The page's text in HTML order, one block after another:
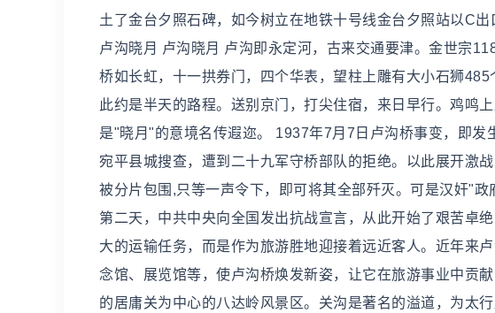
土了金台夕照石碑，如今树立在地铁十号线金台夕照站以C
卢沟晓月 卢沟晓月 卢沟即永定河，古来交通要津。金世宗
桥如长虹，十一拱券门，四个华表，望柱上雕有大小石狮
此约是半天的路程。送别京门，打尖住宿，来日早行。鸡鸣
是"晓月"的意境名传遐迩。 1937年7月7日卢沟桥事变，即
宛平县城搜查，遭到二十九军守桥部队的拒绝。以此展开激
被分片包围,只等一声令下，即可将其全部歼灭。可是汉奸"
第二天，中共中央向全国发出抗战宣言，从此开始了艰苦卓
大的运输任务，而是作为旅游胜地迎接着远近客人。近年来
念馆、展览馆等，使卢沟桥焕发新姿，让它在旅游事业中贡
的居庸关为中心的八达岭风景区。关沟是著名的溢道，为太